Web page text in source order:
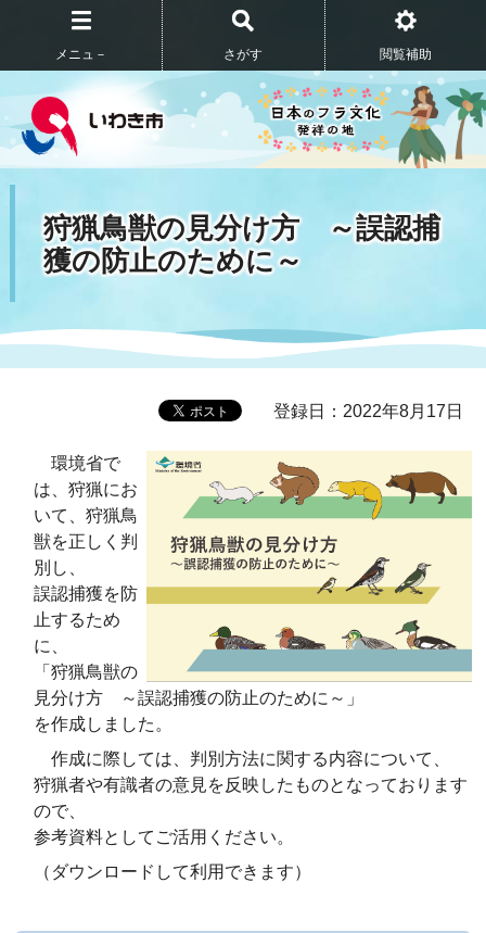
メニュ－ さがす 閲覧補助
狩猟鳥獣の見分け方 ～誤認捕
獲の防止のために～
登録日：2022年8月17日
環境省で
は、狩猟にお
いて、狩猟鳥
獣を正しく判
別し、
誤認捕獲を防
止するため
に、
「狩猟鳥獣の
見分け方 ～誤認捕獲の防止のために～」
を作成しました。
作成に際しては、判別方法に関する内容について、
狩猟者や有識者の意見を反映したものとなっております
ので、
参考資料としてご活用ください。
（ダウンロードして利用できます）